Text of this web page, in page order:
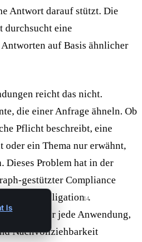
Antwort darauf stützt. Die
durchsucht eine
auf Basis ähnlicher
reicht das nicht.
die einer Anfrage ähneln. Ob
Pflicht beschreibt, eine
oder ein Thema nur erwähnt,
Dieses Problem hat in der
gestützter Compliance
≠ Obligation14
Is
.
Für jede Anwendung,
Nachvollziehbarkeit